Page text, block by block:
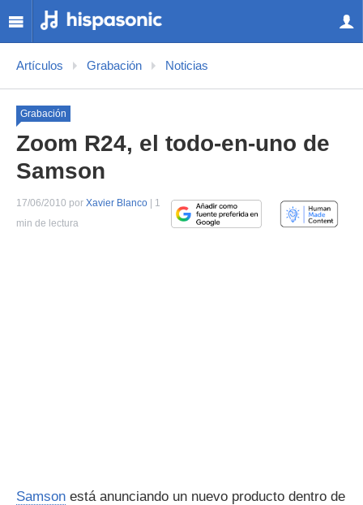
Artículos Grabación Noticias
Grabación
Zoom R24, el todo-en-uno de
Samson
17/06/2010 por Xavier Blanco | 1
min de lectura
Samson está anunciando un nuevo producto dentro de